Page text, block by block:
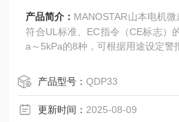
产品简介： MANOSTAR山本电机
符合UL标准、EC指令（CE标志）
a～5kPa的8种，可根据用途设定警
产品型号：QDP33
更新时间： 2025-08-09